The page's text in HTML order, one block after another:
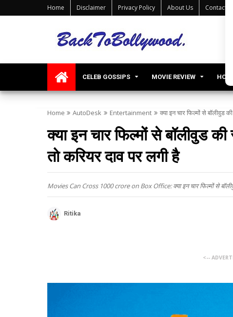
Home Disclaimer Privacy Policy About Us Contact Us
CELEB GOSSIPS MOVIE REVIEW
Home AutoDesk Entertainment क्या इन चार फिल्मों से बॉलीवुड
क्या इन चार फिल्मों से बॉलीवुड
तो करियर दाव पर लगी है
Movies Can Cross 1000 crore on Box Office: क्या इन चार फिल्मों से
Ritika
<--